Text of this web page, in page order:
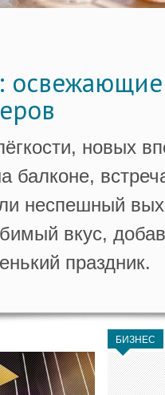
новых
балконе,
неспешный
вкус,
праздник.
БИЗНЕС